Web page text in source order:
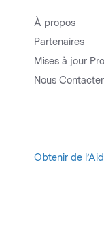
À propos
Partenaires
Mises à jour
Nous Contacter
Obtenir de